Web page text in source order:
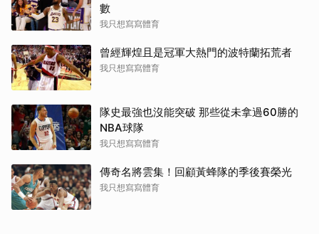
數
我只想寫寫體育
曾經輝煌且是冠軍大熱門的波特蘭拓荒者
我只想寫寫體育
隊史最強也沒能突破 那些從未拿過60勝的
NBA球隊
我只想寫寫體育
傳奇名將雲集！回顧黃蜂隊的季後賽榮光
我只想寫寫體育